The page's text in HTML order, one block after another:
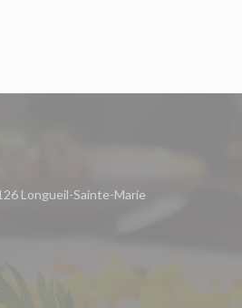
Longueil-Sainte-Marie